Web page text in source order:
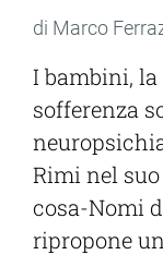
di Marco
I bambini,
sofferenza
Rimi nel
cosa-Nomi
ripropone